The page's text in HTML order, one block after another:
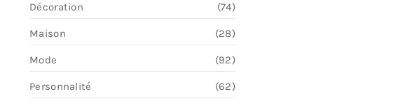
Décoration (74)
Maison (28)
Mode (92)
Personnalité (62)